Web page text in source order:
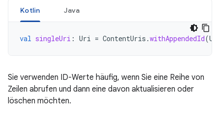
Kotlin Java
val singleUri : Uri = ContentUris .withAppendedId(
Sie verwenden ID-Werte häufig, wenn Sie eine Reihe von
Zeilen abrufen und dann eine davon aktualisieren oder
löschen möchten.